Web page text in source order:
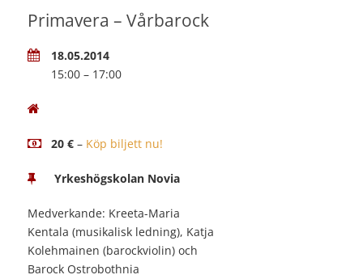
Primavera – Vårbarock
18.05.2014
15:00 – 17:00
20 € – Köp biljett nu!
Yrkeshögskolan Novia
Medverkande: Kreeta-Maria
Kentala (musikalisk ledning), Katja
Kolehmainen (barockviolin) och
Barock Ostrobothnia